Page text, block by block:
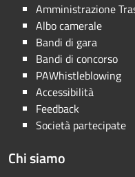
Amministrazione
Albo camerale
Bandi di gara
Bandi di concorso
PAWhistleblowing
Accessibilità
Feedback
Società partecipate
Chi siamo